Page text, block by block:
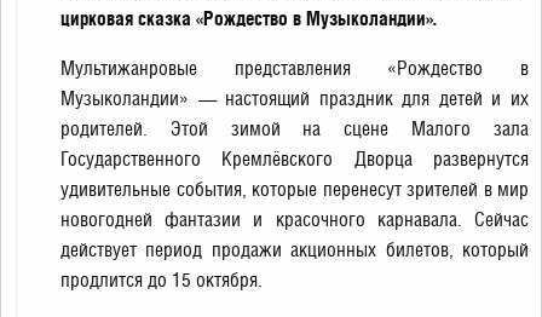
цирковая сказка «Рождество в Музыколандии».
Мультижанровые представления «Рождество в
Музыколандии» — настоящий праздник для детей и их
родителей. Этой зимой на сцене Малого зала
Государственного Кремлёвского Дворца развернутся
удивительные события, которые перенесут зрителей в мир
новогодней фантазии и красочного карнавала. Сейчас
действует период продажи акционных билетов, который
продлится до 15 октября.